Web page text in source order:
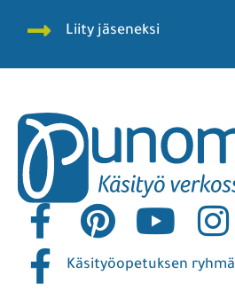
Liity jäseneksi
Käsityöopetuksen ryhmä